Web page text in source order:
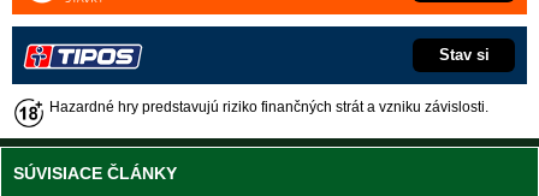
Stav si
Hazardné hry predstavujú riziko finančných strát a vzniku závislosti.
SÚVISIACE ČLÁNKY